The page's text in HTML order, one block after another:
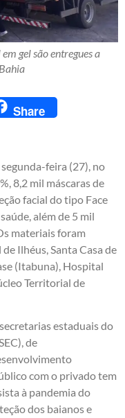
gel são entregues a
Share
feira (27), no
8,2 mil máscaras de
facial do tipo Face
além de 5 mil
materiais foram
Ilhéus, Santa Casa de
(Itabuna), Hospital
Territorial de
estaduais do
de
com o privado tem
à pandemia do
dos baianos e